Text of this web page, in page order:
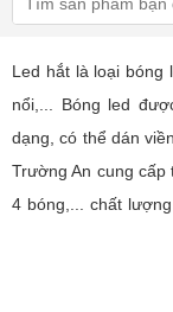
Led hắt là loại bóng
nổi,... Bóng led
dạng, có thể dán
Trường An cung cấp
4 bóng,... chất
sâu cho các ững